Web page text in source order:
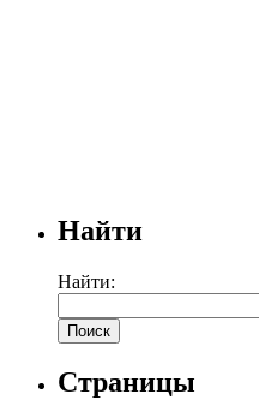
Найти
Найти:
Страницы